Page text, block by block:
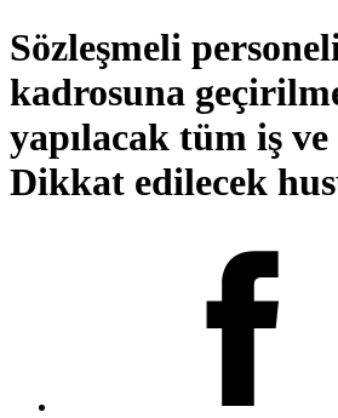
Sözleşmeli
kadrosuna
yapılacak tüm iş
Dikkat edilecek